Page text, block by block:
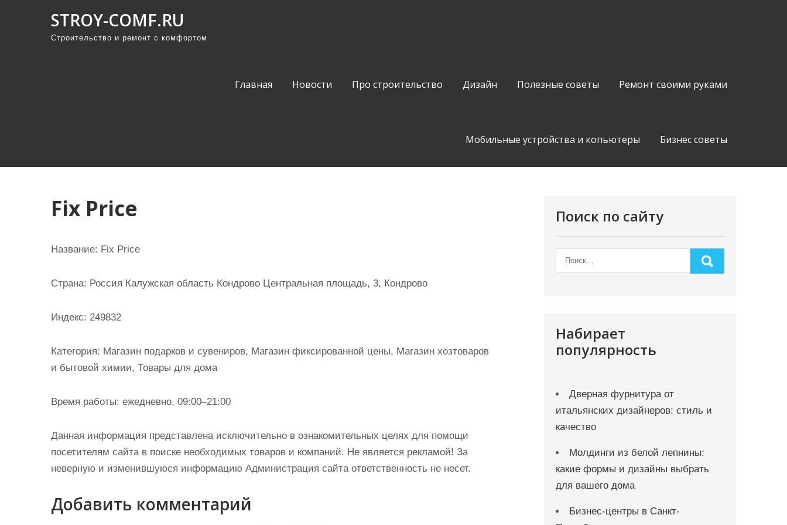
STROY-COMF.RU
Строительство и ремонт с комфортом
Главная Новости Про строительство Дизайн Полезные советы Ремонт своими руками
Мобильные устройства и копьютеры Бизнес советы
Fix Price
Название: Fix Price
Страна: Россия Калужская область Кондрово Центральная площадь, 3, Кондрово
Индекс: 249832
Категория: Магазин подарков и сувениров, Магазин фиксированной цены, Магазин хозтоваров
и бытовой химии, Товары для дома
Время работы: ежедневно, 09:00–21:00
Данная информация представлена исключительно в ознакомительных целях для помощи
посетителям сайта в поиске необходимых товаров и компаний. Не является рекламой! За
неверную и изменившуюся информацию Администрация сайта ответственность не несет.
Добавить комментарий
Поиск по сайту
Набирает
популярность
Дверная фурнитура от
итальянских дизайнеров: стиль и
качество
Молдинги из белой лепнины:
какие формы и дизайны выбрать
для вашего дома
Бизнес-центры в Санкт-